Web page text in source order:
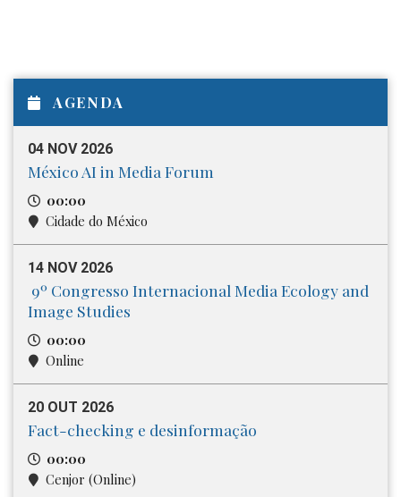
AGENDA
04 NOV 2026
México AI in Media Forum
00:00
Cidade do México
14 NOV 2026
9º Congresso Internacional Media​ Ecology and
Image Studies
00:00
Online
20 OUT 2026
Fact-checking e desinformação
00:00
Cenjor (Online)